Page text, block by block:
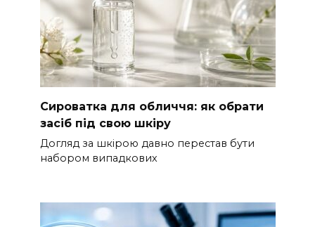
Сироватка для обличчя: як обрати
засіб під свою шкіру
Догляд за шкірою давно перестав бути
набором випадкових